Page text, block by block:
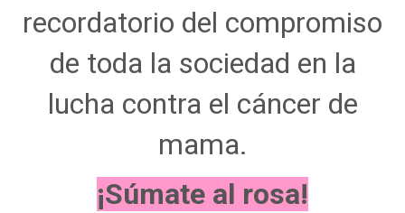
recordatorio del compromiso
de toda la sociedad en la
lucha contra el cáncer de
mama.
¡Súmate al rosa!